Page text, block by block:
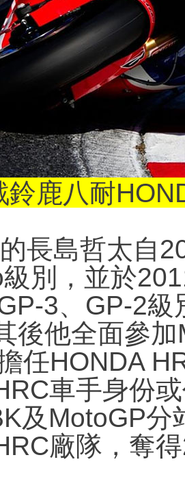
鈴鹿八耐
長島哲太自
別，並於
3、GP-2
後他全面參
任HONDA
車手身份
及MotoGP
廠隊，奪